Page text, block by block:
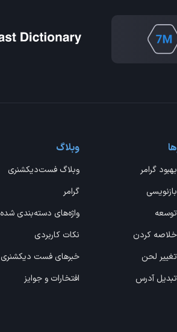
بهبود گرامر
بازنویسی
توسعه
خلاصه کردن
تغییر لحن
تبدیل آدرس
وبلاگ
وبلاگ فست‌دیکشنری
گرامر
واژه‌های دسته‌بندی شده
نکات کاربردی
خبرهای فست دیکشنری
افتخارات و جوایز